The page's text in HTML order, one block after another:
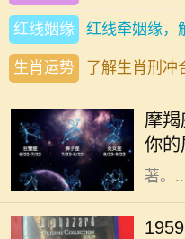
红线姻缘 红线牵姻缘，
生肖运势 了解生肖刑冲
摩
你的
摩羯
征。
的人
著。
每个
关，
学以